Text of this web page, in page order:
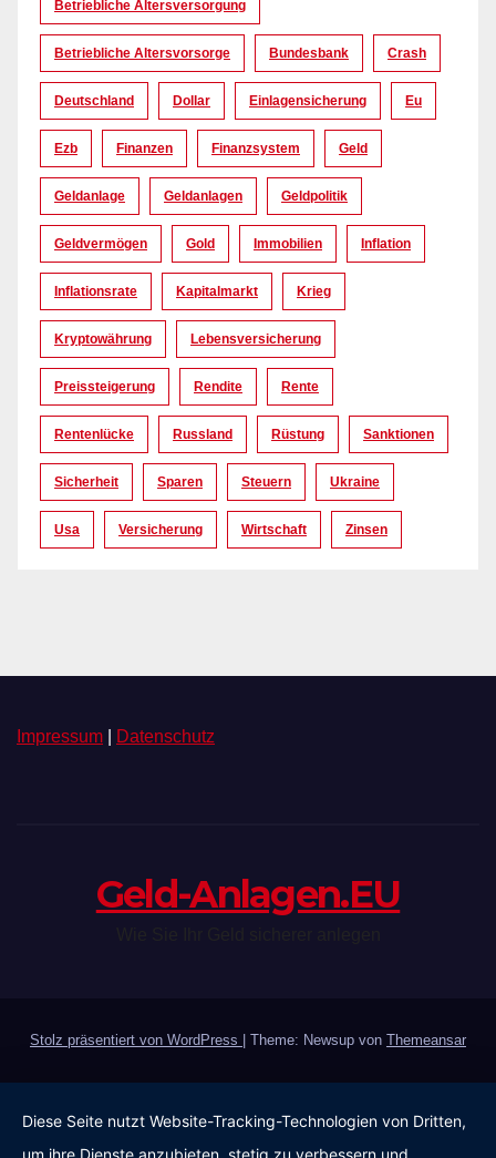
Betriebliche Altersversorgung
Betriebliche Altersvorsorge Bundesbank Crash
Deutschland Dollar Einlagensicherung Eu
Ezb Finanzen Finanzsystem Geld
Geldanlage Geldanlagen Geldpolitik
Geldvermögen Gold Immobilien Inflation
Inflationsrate Kapitalmarkt Krieg
Kryptowährung Lebensversicherung
Preissteigerung Rendite Rente
Rentenlücke Russland Rüstung Sanktionen
Sicherheit Sparen Steuern Ukraine
Usa Versicherung Wirtschaft Zinsen
Impressum Datenschutz
Geld-Anlagen.EU
Stolz präsentiert von WordPress Theme: Newsup von Themeansar
Diese Seite nutzt Website-Tracking-Technologien von Dritten,
um ihre Dienste anzubieten, stetig zu verbessern und